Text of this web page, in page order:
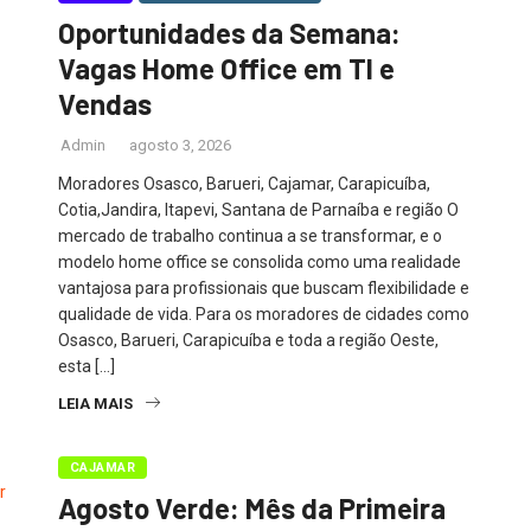
Oportunidades da Semana:
Vagas Home Office em TI e
Vendas
Admin agosto 3, 2026
Moradores Osasco, Barueri, Cajamar, Carapicuíba,
Cotia,Jandira, Itapevi, Santana de Parnaíba e região O
mercado de trabalho continua a se transformar, e o
modelo home office se consolida como uma realidade
vantajosa para profissionais que buscam flexibilidade e
qualidade de vida. Para os moradores de cidades como
Osasco, Barueri, Carapicuíba e toda a região Oeste,
esta […]
LEIA MAIS
CAJAMAR
Agosto Verde: Mês da Primeira